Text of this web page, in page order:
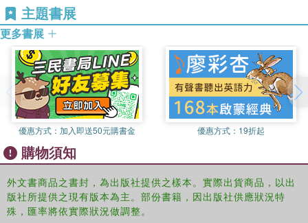
Italian vernacular and Persian, and contain extraordinary images of
sirens, satyrs, dragons, centaurs, phoenixes, unicorns, basilisks,
winged horses, griffins and minotaurs of all shapes and sizes,
added to explain or simply decorate the accompanying
texts.Different styles and techniques are represented, from simple
one- or two-colour drawings to virtuoso exercises by the master
illuminators of the 15th century; the selection also includes
woodcuts, engravings and colophons found in precious early
printed books. With the a preface by Franca Arduini, Director of the
Library, the catalogue is divided into two sections, the first devoted
to manuscripts and the second to printed books. All folios on
display at the exhibition are reproduced, complemented by details
and images of other folios that visitors will not be able to see; the
images are accompanied by short catalogue entries.
主題書展
更多書展
優惠方式： 加入即送50元購書金 優惠方式： 19折起
購物須知
外文書商品之書封，為出版社提供之樣本。實際出貨商品，以出
版社所提供之現有版本為主。部份書籍，因出版社供應狀況特
殊，匯率將依實際狀況做調整。